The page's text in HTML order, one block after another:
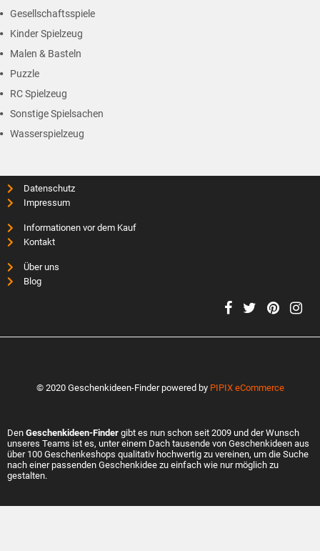
Gesellschaftsspiele
Kinder Spielzeug
Malen & Basteln
Puzzle
RC Spielzeug
Sonstige Spielsachen
Wasserspielzeug
Datenschutz
Impressum
Informationen vor dem Kauf
Kontakt
Über uns
Blog
© 2020 Geschenkideen-Finder powered by PIPIX eCommerce
Den Geschenkideen-Finder gibt es nun schon seit 2009 und der Wunsch
unseres Teams ist es, unter einem Dach tausende von Geschenkideen aus
über 100 Geschenkeshops qualitativ hochwertig zu vereinen, um die Suche
nach einer passenden Geschenkidee zu einfach wie nur möglich zu
gestalten.